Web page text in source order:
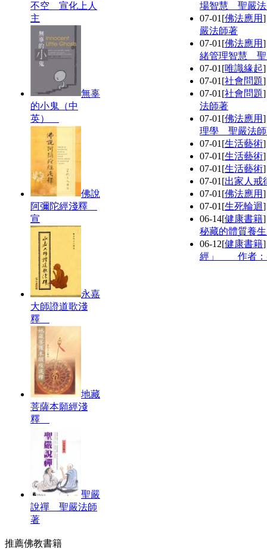
不空 宣化上人
主
無辜
的小鬼（中
英）
佛說
阿彌陀經淺釋
宣
永嘉
大師證道歌淺
釋
地藏
菩薩本願經淺
釋
聖嚴
說禪 聖嚴法師
著
場智慧 聖嚴
07-01 [佛法應用
嚴法師著
07-01 [佛法應用
緒管理智慧
07-01 [唯識緣起
07-01 [社會問題
07-01 [社會問題
法師著
07-01 [佛法應用
理學 聖嚴法
07-01 [生活藝術
07-01 [生活藝術
07-01 [生活藝術
07-01 [出家人戒
07-01 [佛法應用
07-01 [生死輪迴
06-14[健康書籍
秘藏的體質養
06-12[健康書籍
經」 作者：
推薦佛教書籍